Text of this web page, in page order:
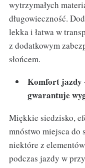
wytrzymałych
długowieczność.
lekka i łatwa w
z dodatkowym
słońcem.
Komfort jazdy
gwarantuje
Miękkie siedzisko,
mnóstwo miejsca do
niektóre z
podczas jazdy w